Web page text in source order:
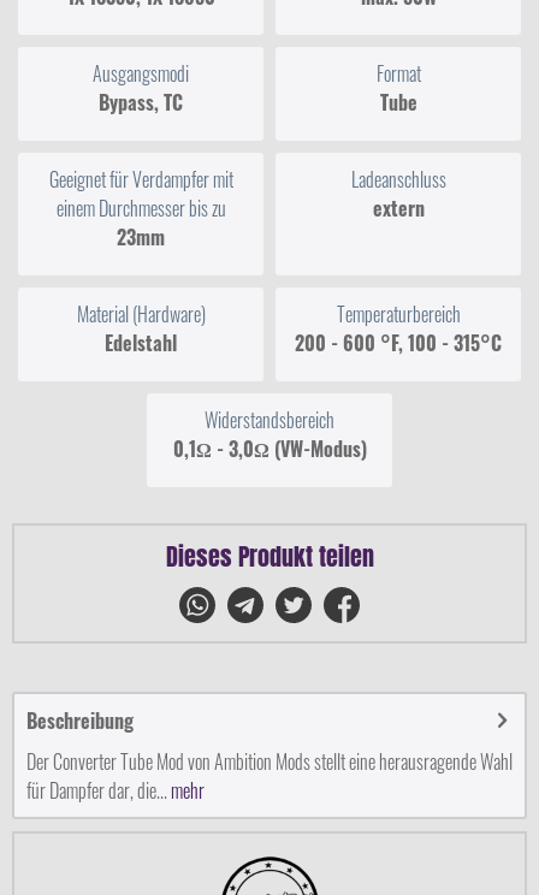
Ausgangsmodi
Bypass, TC
Format
Tube
Geeignet für Verdampfer mit
einem Durchmesser bis zu
23mm
Ladeanschluss
extern
Material (Hardware)
Edelstahl
Temperaturbereich
200 - 600 °F, 100 - 315°C
Widerstandsbereich
0,1Ω - 3,0Ω (VW-Modus)
Dieses Produkt teilen
Beschreibung
Der Converter Tube Mod von Ambition Mods stellt eine herausragende Wahl
für Dampfer dar, die...mehr